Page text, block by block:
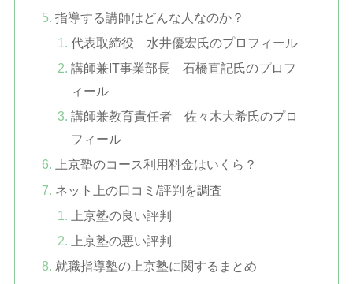
指導する講師はどんな人なのか？
代表取締役 水井優宏氏のプロフィール
講師兼IT事業部長 石橋直記氏のプロフ
ィール
講師兼教育責任者 佐々木大希氏のプロ
フィール
上京塾のコース利用料金はいくら？
ネット上の口コミ/評判を調査
上京塾の良い評判
上京塾の悪い評判
就職指導塾の上京塾に関するまとめ